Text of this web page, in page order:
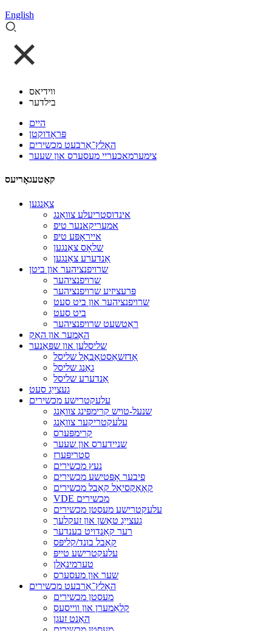
English
ווידיאס
בילדער
היים
פּראָדוקטן
האָלץ־אַרבעט מכשירים
צימערמאכעריי מעסערס און שעער
קאַטעגאָריעס
צאַנגען
אינדוסטריעלע צוואַנג
אמעריקאנער טיפ
אייראָפּע טיפּ
שלאָס צאַנגען
אַנדערע צאַנגען
שרויפנציהער און ביטן
שרויפנציהער
פּרעציזיע שרויפנציהער
שרויפנציהער און ביט סעט
ביט סעט
ראַטשעט שרויפנציהער
האַמער און האַק
שליסלען און שפּאַנער
אַדזשאַסטאַבאַל שליסל
גאַנג שליסל
אַנדערע שליסל
געצייַג סעט
עלעקטרישע מכשירים
שנעל-טויש קרימפּינג צוואַנג
עלעקטריקער צוואַנג
קרימפּערס
שניידערס און שעער
סטריפּערז
נעץ מכשירים
פיבער אָפּטישע מכשירים
קאָאַקסיאַל קאַבל מכשירים
VDE מכשירים
עלעקטרישע מעסטן מכשירים
געצייַג טאַשן און זעקלעך
רער קאַנדויט בענדער
קאַבל בונד/קליפּס
עלעקטרישע טייפּ
טערמינאַלן
שער און מעסערס
האָלץ־אַרבעט מכשירים
מעסטן מכשירים
קלאַמערן און ווייסעס
האַנט זעגן